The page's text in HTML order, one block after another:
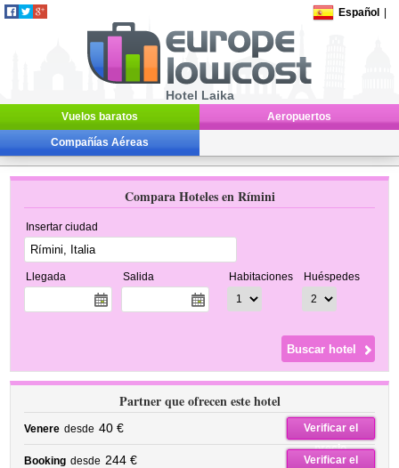
Español
Hotel Laika
Vuelos baratos Aeropuertos
Compañías Aéreas
Compara Hoteles en Rímini
Insertar ciudad
Llegada Salida Habitaciones Huéspedes
Partner que ofrecen este hotel
Venere desde 40 €
Verificar el
precio
Booking desde 244 €
Verificar el